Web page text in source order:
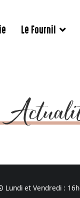
Le Fournil
Lundi et Vendredi :